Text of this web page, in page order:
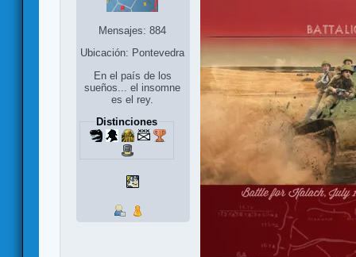
Mensajes: 884
Ubicación: Pontevedra
En el país de los
sueños... el insomne
es el rey.
Distinciones